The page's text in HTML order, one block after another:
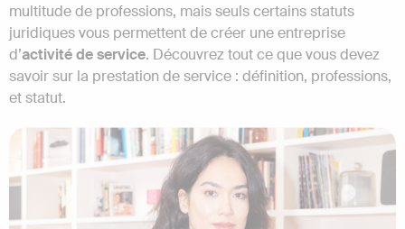
multitude de professions, mais seuls certains statuts
juridiques vous permettent de créer une entreprise
d’activité de service. Découvrez tout ce que vous devez
savoir sur la prestation de service : définition, professions,
et statut.